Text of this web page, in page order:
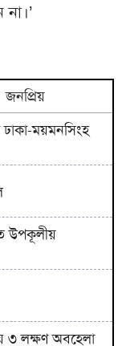
জনপ্রিয়
ঢাকা-ময়মনসিংহ
উপকূলীয়
৩ লক্ষণ অবহেলা